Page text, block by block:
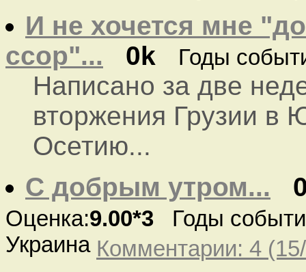
И не хочется мне
ссор"...
0k Годы
Написано за две
вторжения Грузии в
Осетию...
С добрым утром...
Оценка:9.00*3 Годы
Украина Комментарии: 4